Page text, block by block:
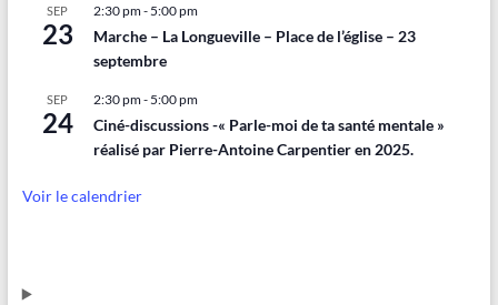
SEP
23
2:30 pm- 5:00 pm
Marche – La Longueville – Place de l’église – 23
septembre
SEP
24
2:30 pm- 5:00 pm
Ciné-discussions -« Parle-moi de ta santé mentale »
réalisé par Pierre-Antoine Carpentier en 2025.
Voir le calendrier